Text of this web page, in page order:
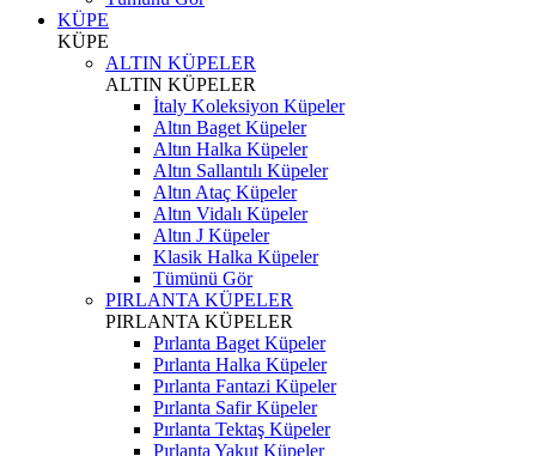
KÜPE
KÜPE
ALTIN KÜPELER
ALTIN KÜPELER
İtaly Koleksiyon Küpeler
Altın Baget Küpeler
Altın Halka Küpeler
Altın Sallantılı Küpeler
Altın Ataç Küpeler
Altın Vidalı Küpeler
Altın J Küpeler
Klasik Halka Küpeler
Tümünü Gör
PIRLANTA KÜPELER
PIRLANTA KÜPELER
Pırlanta Baget Küpeler
Pırlanta Halka Küpeler
Pırlanta Fantazi Küpeler
Pırlanta Safir Küpeler
Pırlanta Tektaş Küpeler
Pırlanta Yakut Küpeler